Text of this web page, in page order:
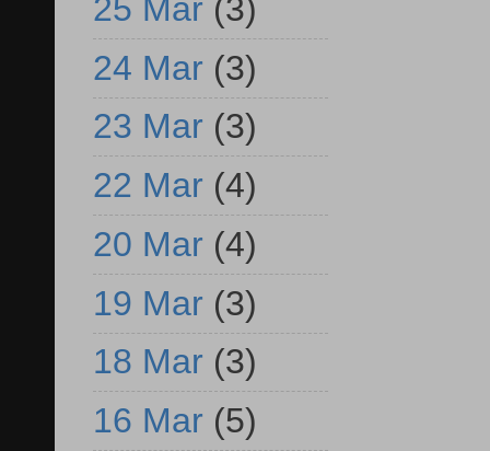
25 Mar (3)
24 Mar (3)
23 Mar (3)
22 Mar (4)
20 Mar (4)
19 Mar (3)
18 Mar (3)
16 Mar (5)